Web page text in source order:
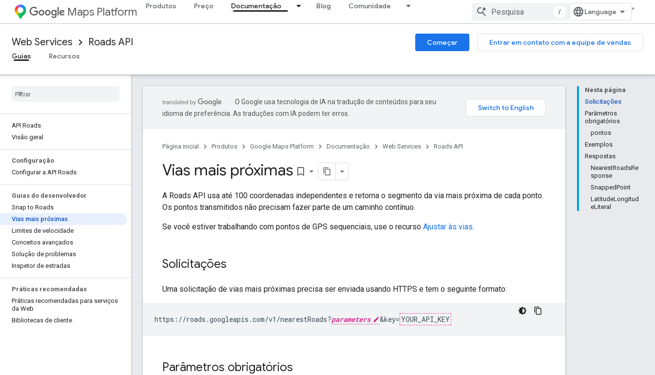
Maps Platform Produtos Preço Documentação Blog Comunidade
/
Web Services Roads API Começar
Entrar em contato com a equipe de vendas
Guias
Recursos
API Roads
Visão geral
Configuração
Configurar a API Roads
Guias do desenvolvedor
Snap to Roads
Vias mais próximas
Limites de velocidade
Conceitos avançados
Solução de problemas
Inspetor de estradas
Práticas recomendadas
Práticas recomendadas para serviços
da Web
Bibliotecas de cliente
Nesta página
Solicitações
Parâmetros
obrigatórios
pontos
Exemplos
Respostas
NearestRoadsRe
sponse
SnappedPoint
LatitudeLongitud
eLiteral
O Google usa tecnologia de IA na tradução de conteúdos para seu
idioma de preferência. As traduções com IA podem ter erros.
Página inicial Produtos Google Maps Platform Documentação Web Services Roads API
Vias mais próximas bookmark_border
A Roads API usa até 100 coordenadas independentes e retorna o segmento da via mais próxima de cada ponto.
Os pontos transmitidos não precisam fazer parte de um caminho contínuo.
Se você estiver trabalhando com pontos de GPS sequenciais, use o recurso Ajustar às vias.
Solicitações
Uma solicitação de vias mais próximas precisa ser enviada usando HTTPS e tem o seguinte formato:
https://roads.googleapis.com/v1/nearestRoads?parameters &key= YOUR_API_KEY
Parâmetros obrigatórios